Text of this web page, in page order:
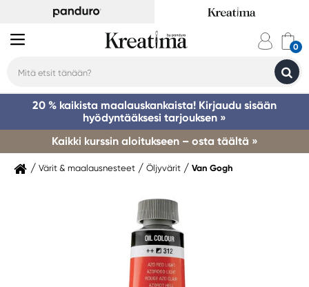
20 % kaikista maalauskankaista! Kirjaudu sisään
hyödyntääksesi tarjouksen »
Kaikki kurssin aloitukseen – osta täältä »
Värit & maalausnesteet Öljyvärit Van Gogh